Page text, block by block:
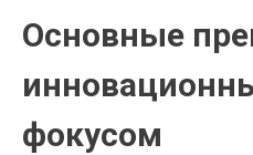
Основные
фокусом